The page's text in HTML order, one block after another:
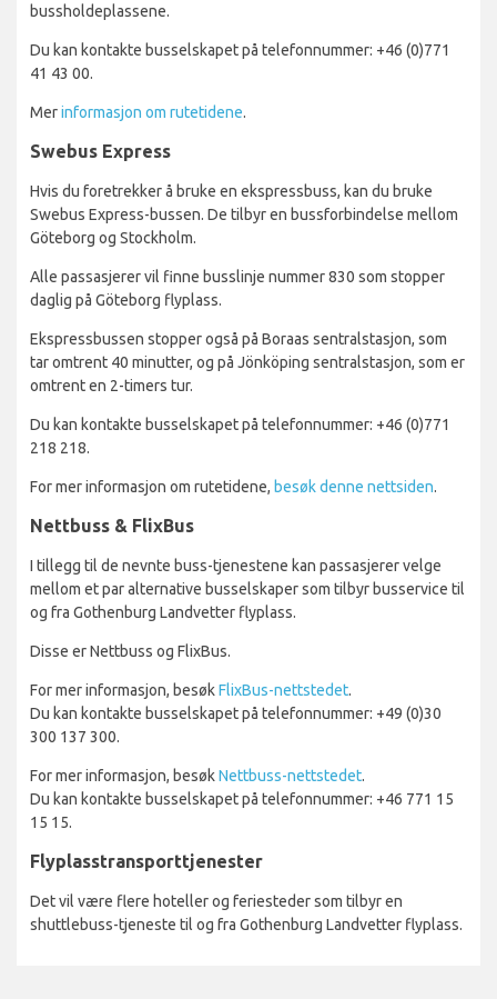
bussholdeplassene.
Du kan kontakte busselskapet på telefonnummer: +46 (0)771
41 43 00.
Merinformasjon om rutetidene.
Swebus Express
Hvis du foretrekker å bruke en ekspressbuss, kan du bruke
Swebus Express-bussen. De tilbyr en bussforbindelse mellom
Göteborg og Stockholm.
Alle passasjerer vil finne busslinje nummer 830 som stopper
daglig på Göteborg flyplass.
Ekspressbussen stopper også på Boraas sentralstasjon, som
tar omtrent 40 minutter, og på Jönköping sentralstasjon, som er
omtrent en 2-timers tur.
Du kan kontakte busselskapet på telefonnummer: +46 (0)771
218 218.
For mer informasjon om rutetidene, besøk denne nettsiden.
Nettbuss & FlixBus
I tillegg til de nevnte buss-tjenestene kan passasjerer velge
mellom et par alternative busselskaper som tilbyr busservice til
og fra Gothenburg Landvetter flyplass.
Disse er Nettbuss og FlixBus.
For mer informasjon, besøkFlixBus-nettstedet.
Du kan kontakte busselskapet på telefonnummer: +49 (0)30
300 137 300.
For mer informasjon, besøkNettbuss-nettstedet.
Du kan kontakte busselskapet på telefonnummer: +46 771 15
15 15.
Flyplasstransporttjenester
Det vil være flere hoteller og feriesteder som tilbyr en
shuttlebuss-tjeneste til og fra Gothenburg Landvetter flyplass.